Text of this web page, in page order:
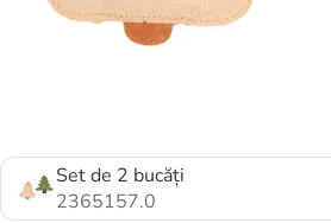
Set de 2 bucăți
2365157.0